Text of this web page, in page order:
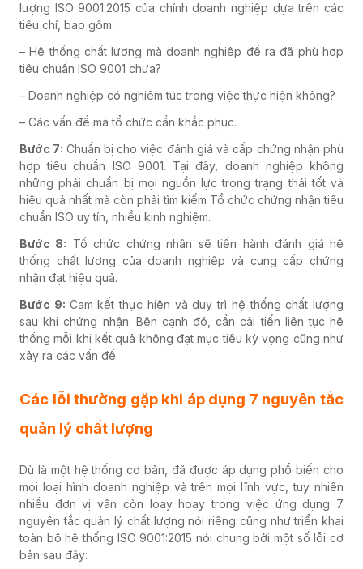
lượng ISO 9001:2015 của chính doanh nghiệp dựa trên các
tiêu chí, bao gồm:
– Hệ thống chất lượng mà doanh nghiệp đề ra đã phù hợp
tiêu chuẩn ISO 9001 chưa?
– Doanh nghiệp có nghiêm túc trong việc thực hiện không?
– Các vấn đề mà tổ chức cần khắc phục.
Bước 7: Chuẩn bị cho việc đánh giá và cấp chứng nhận phù
hợp tiêu chuẩn ISO 9001. Tại đây, doanh nghiệp không
những phải chuẩn bị mọi nguồn lực trong trạng thái tốt và
hiệu quả nhất mà còn phải tìm kiếm Tổ chức chứng nhận tiêu
chuẩn ISO uy tín, nhiều kinh nghiệm.
Bước 8: Tổ chức chứng nhận sẽ tiến hành đánh giá hệ
thống chất lượng của doanh nghiệp và cung cấp chứng
nhận đạt hiệu quả.
Bước 9: Cam kết thực hiện và duy trì hệ thống chất lượng
sau khi chứng nhận. Bên cạnh đó, cần cải tiến liên tục hệ
thống mỗi khi kết quả không đạt mục tiêu kỳ vọng cũng như
xảy ra các vấn đề.
Các lỗi thường gặp khi áp dụng 7 nguyên tắc
quản lý chất lượng
Dù là một hệ thống cơ bản, đã được áp dụng phổ biến cho
mọi loại hình doanh nghiệp và trên mọi lĩnh vực, tuy nhiên
nhiều đơn vị vẫn còn loay hoay trong việc ứng dụng 7
nguyên tắc quản lý chất lượng nói riêng cũng như triển khai
toàn bộ hệ thống ISO 9001:2015 nói chung bởi một số lỗi cơ
bản sau đây: